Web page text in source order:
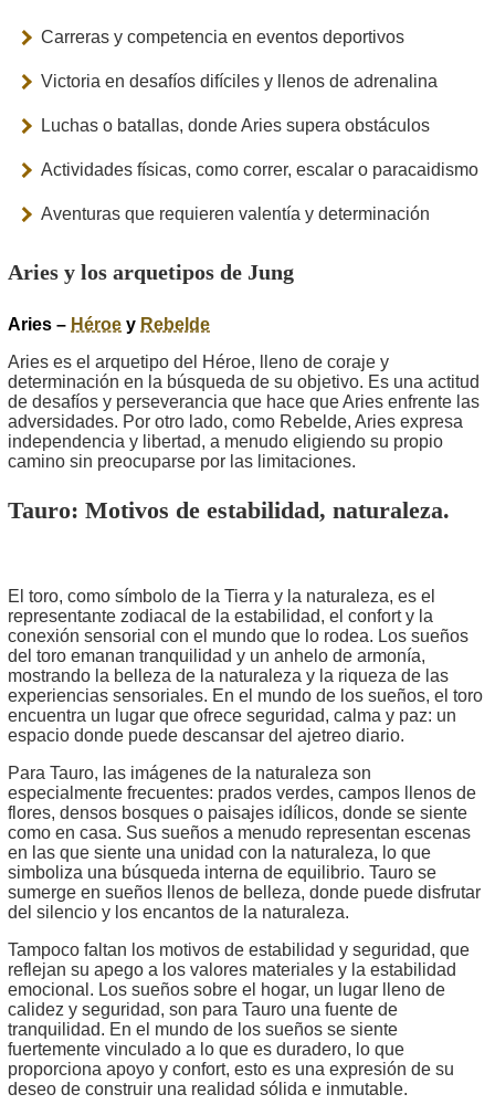
Carreras y competencia en eventos deportivos
Victoria en desafíos difíciles y llenos de adrenalina
Luchas o batallas, donde Aries supera obstáculos
Actividades físicas, como correr, escalar o paracaidismo
Aventuras que requieren valentía y determinación
Aries y los arquetipos de Jung
Aries – Héroe y Rebelde
Aries es el arquetipo del Héroe, lleno de coraje y
determinación en la búsqueda de su objetivo. Es una actitud
de desafíos y perseverancia que hace que Aries enfrente las
adversidades. Por otro lado, como Rebelde, Aries expresa
independencia y libertad, a menudo eligiendo su propio
camino sin preocuparse por las limitaciones.
Tauro: Motivos de estabilidad, naturaleza.
El toro, como símbolo de la Tierra y la naturaleza, es el
representante zodiacal de la estabilidad, el confort y la
conexión sensorial con el mundo que lo rodea. Los sueños
del toro emanan tranquilidad y un anhelo de armonía,
mostrando la belleza de la naturaleza y la riqueza de las
experiencias sensoriales. En el mundo de los sueños, el toro
encuentra un lugar que ofrece seguridad, calma y paz: un
espacio donde puede descansar del ajetreo diario.
Para Tauro, las imágenes de la naturaleza son
especialmente frecuentes: prados verdes, campos llenos de
flores, densos bosques o paisajes idílicos, donde se siente
como en casa. Sus sueños a menudo representan escenas
en las que siente una unidad con la naturaleza, lo que
simboliza una búsqueda interna de equilibrio. Tauro se
sumerge en sueños llenos de belleza, donde puede disfrutar
del silencio y los encantos de la naturaleza.
Tampoco faltan los motivos de estabilidad y seguridad, que
reflejan su apego a los valores materiales y la estabilidad
emocional. Los sueños sobre el hogar, un lugar lleno de
calidez y seguridad, son para Tauro una fuente de
tranquilidad. En el mundo de los sueños se siente
fuertemente vinculado a lo que es duradero, lo que
proporciona apoyo y confort, esto es una expresión de su
deseo de construir una realidad sólida e inmutable.